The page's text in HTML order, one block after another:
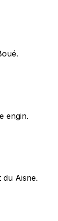
engin.
Aisne.